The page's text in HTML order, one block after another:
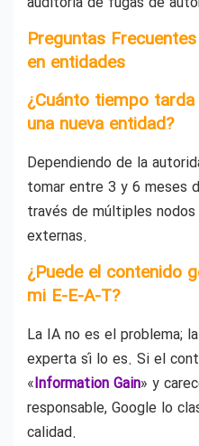
Preguntas
en entidades
¿Cuánto tiempo
una nueva entidad?
Dependiendo de la
tomar entre 3 y 6 meses
través de múltiples
externas.
¿Puede el contenido
mi E-E-A-T?
La IA no es el problema;
experta sí lo es. Si el
«Information Gain» y
responsable, Google lo
calidad.